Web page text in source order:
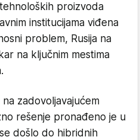
proizvoda
institucijama viđena
problem, Rusija na
na ključnim mestima
zadovoljavajućem
rešenje pronađeno je u
došlo do hibridnih